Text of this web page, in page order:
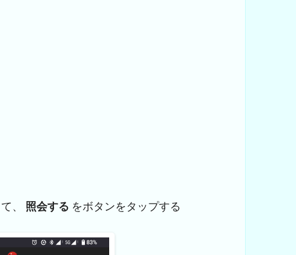
、 照会する をボタンをタップする